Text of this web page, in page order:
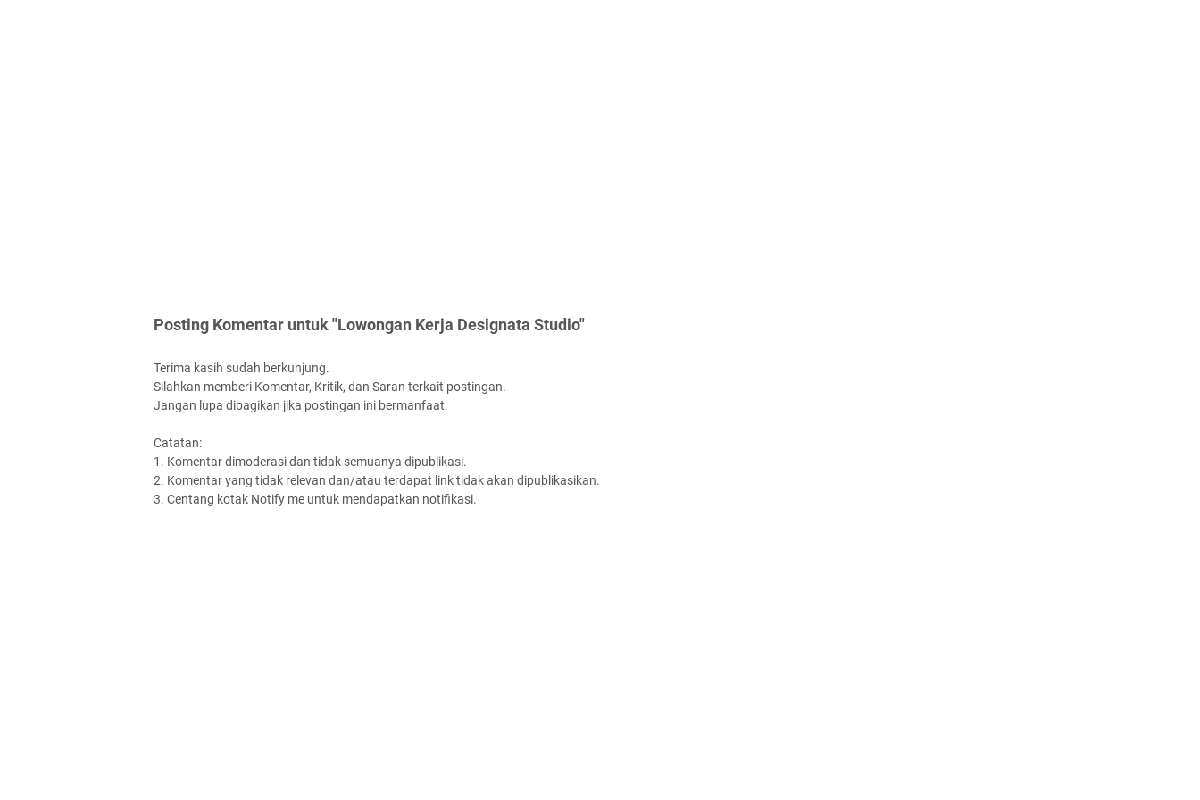
Posting Komentar untuk "Lowongan Kerja Designata Studio"
Terima kasih sudah berkunjung.
Silahkan memberi Komentar, Kritik, dan Saran terkait postingan.
Jangan lupa dibagikan jika postingan ini bermanfaat.
Catatan:
1. Komentar dimoderasi dan tidak semuanya dipublikasi.
2. Komentar yang tidak relevan dan/atau terdapat link tidak akan dipublikasikan.
3. Centang kotak Notify me untuk mendapatkan notifikasi.